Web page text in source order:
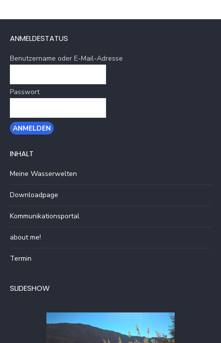
ANMELDESTATUS
Benutzername oder E-Mail-Adresse
Passwort
INHALT
Meine Wasserwelten
Downloadpage
Kommunikationsportal
about me!
Termin
SLIDESHOW